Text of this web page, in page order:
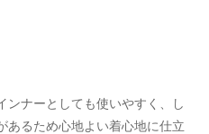
ンナーとしても使いやすく、し
あるため心地よい着心地に仕立